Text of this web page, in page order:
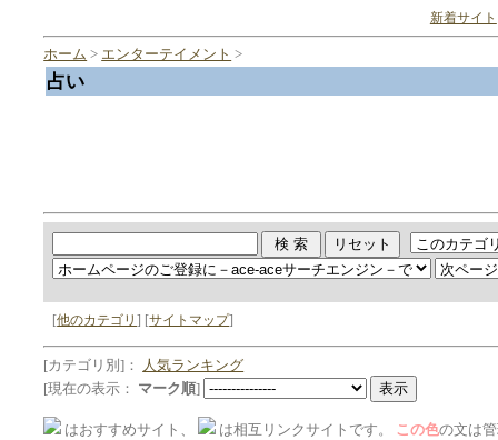
新着サイト
ホーム > エンターテイメント >
占い
[他のカテゴリ] [サイトマップ]
[カテゴリ別]：
人気ランキング
[現在の表示： マーク順]
はおすすめサイト、 は相互リンクサイトです。 この色の文は